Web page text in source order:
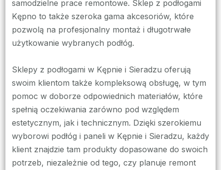
samodzielne prace remontowe. Sklep z podłogami
Kępno to także szeroka gama akcesoriów, które
pozwolą na profesjonalny montaż i długotrwałe
użytkowanie wybranych podłóg.
Sklepy z podłogami w Kępnie i Sieradzu oferują
swoim klientom także kompleksową obsługę, w tym
pomoc w doborze odpowiednich materiałów, które
spełnią oczekiwania zarówno pod względem
estetycznym, jak i technicznym. Dzięki szerokiemu
wyborowi podłóg i paneli w Kępnie i Sieradzu, każdy
klient znajdzie tam produkty dopasowane do swoich
potrzeb, niezależnie od tego, czy planuje remont